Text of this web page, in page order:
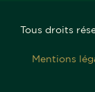
Tous droits
Mentions